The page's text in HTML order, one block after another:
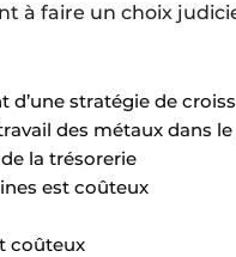
à faire un choix
d’une stratégie de
des métaux dans
la trésorerie
est coûteux
coûteux